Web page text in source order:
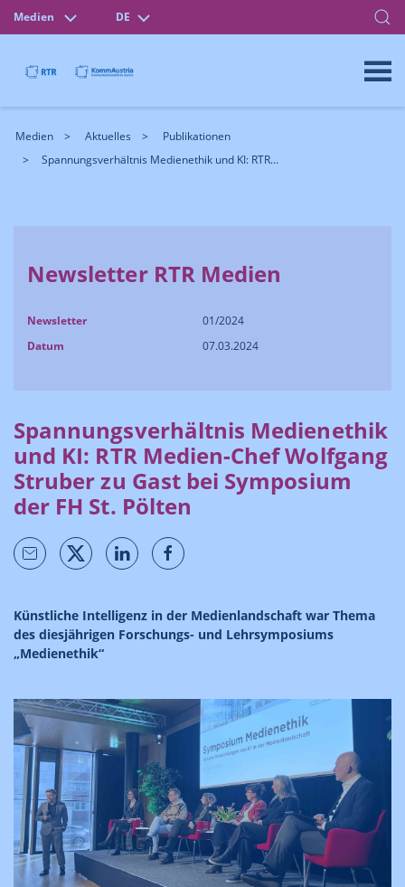
Medien DE
Medien Aktuelles
Publikationen
Spannungsverhältnis Medienethik und KI: RTR...
Newsletter RTR Medien
Newsletter
01/2024
Datum
07.03.2024
Spannungsverhältnis Medienethik
und KI: RTR Medien-Chef Wolfgang
Struber zu Gast bei Symposium
der FH St. Pölten
Künstliche Intelligenz in der Medienlandschaft war Thema
des diesjährigen Forschungs- und Lehrsymposiums
„Medienethik“